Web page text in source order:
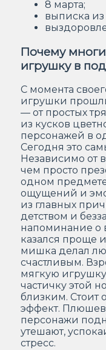
8 марта;
выписка
Почему
игрушку в
С момента
игрушки
— от простых
из кусков
персонажей в
Сегодня это
Независимо от
чем просто
одном
ощущений и
из главных
детством и
напоминание о
казался
мишка делал
счастливым.
мягкую
частичку этой
близким. Стоит
эффект.
персонажи
утешают,
стресс.